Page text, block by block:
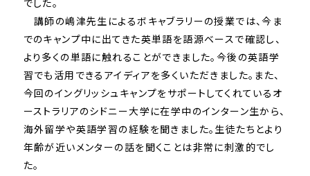
でした。
講師の嶋津先生によるボキャブラリーの授業では、今ま
でのキャンプ中に出てきた英単語を語源ベースで確認し、
より多くの単語に触れることができました。今後の英語学
習でも活用できるアイディアを多くいただきました。また、
今回のイングリッシュキャンプをサポートしてくれているオ
ーストラリアのシドニー大学に在学中のインターン生から、
海外留学や英語学習の経験を聞きました。生徒たちとより
年齢が近いメンターの話を聞くことは非常に刺激的でし
た。